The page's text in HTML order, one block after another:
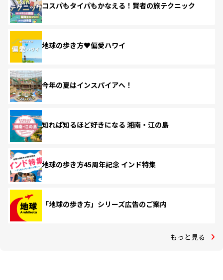
コスパもタイパもかなえる！賢者の旅テクニック
地球の歩き方♥偏愛ハワイ
今年の夏はインスパイアへ！
知れば知るほど好きになる 湘南・江の島
地球の歩き方45周年記念 インド特集
「地球の歩き方」シリーズ広告のご案内
もっと見る